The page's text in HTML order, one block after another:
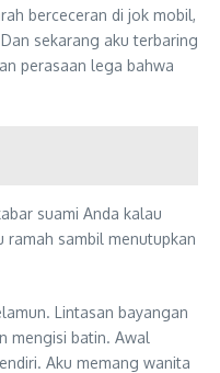
berceceran di jok mobil,
sekarang aku terbaring
perasaan lega bahwa
suami Anda kalau
ramah sambil menutupkan
Lintasan bayangan
mengisi batin. Awal
Aku memang wanita